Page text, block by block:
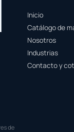
de
Inicio
Catálogo de
Nosotros
Industrias
Contacto y